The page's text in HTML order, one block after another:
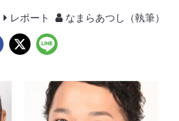
レポート なまらあつし（執筆）